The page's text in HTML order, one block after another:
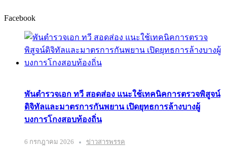
Facebook
พันตำรวจเอก ทวี สอดส่อง แนะใช้เทคนิคการตรวจพิสูจน์
ดิจิทัลและมาตรการกันพยาน เปิดยุทธการล้างบางผู้
บงการโกงสอบท้องถิ่น
6 กรกฎาคม 2026 ข่าวสารพรรค